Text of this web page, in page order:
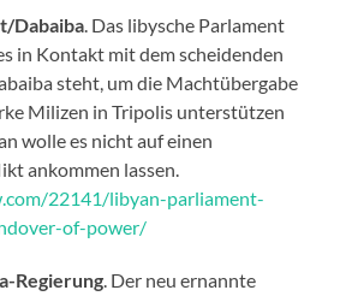
Dabaiba. Das libysche Parlament
in Kontakt mit dem scheidenden
steht, um die Machtübergabe
Milizen in Tripolis unterstützen
wolle es nicht auf einen
ankommen lassen.
22141/libyan-parliament-
of-power/
Regierung. Der neu ernannte